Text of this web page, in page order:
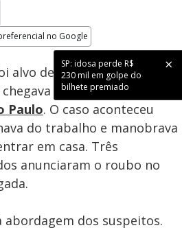
no Google
SP: idosa perde R$
230 mil em golpe do
bilhete premiado
alvo de uma tentativa de
em sua residência na
Paulo. O caso aconteceu
do trabalho e manobrava
em casa. Três
anunciaram o roubo no
abordagem dos suspeitos.